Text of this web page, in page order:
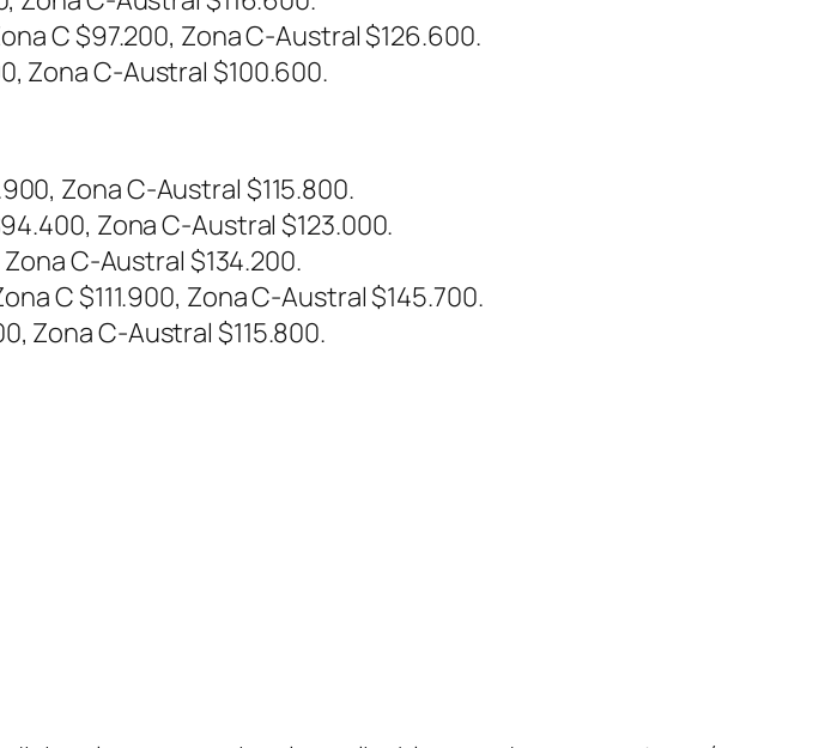
C $97.200, Zona C-Austral $126.600.
Zona C-Austral $100.600.
Zona C-Austral $115.800.
Zona C-Austral $123.000.
Zona C-Austral $134.200.
C $111.900, Zona C-Austral $145.700.
Zona C-Austral $115.800.